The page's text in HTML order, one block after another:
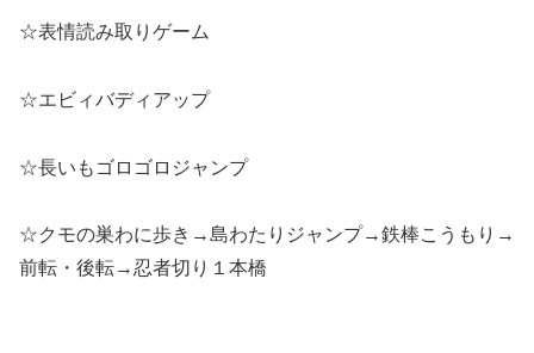
☆表情読み取りゲーム
☆エビィバディアップ
☆長いもゴロゴロジャンプ
☆クモの巣わに歩き→島わたりジャンプ→鉄棒こうもり→
前転・後転→忍者切り１本橋